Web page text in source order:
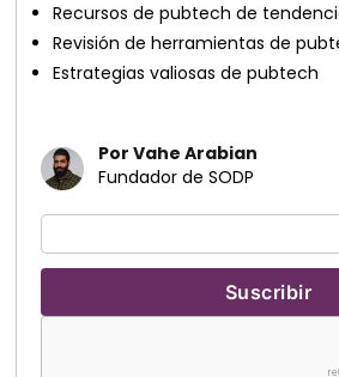
Recursos de pubtech de
Revisión de herramientas de
Estrategias valiosas de pubtech
Por Vahe Arabian
Fundador de SODP